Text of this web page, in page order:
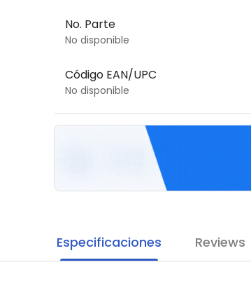
No. Parte
No disponible
Código EAN/UPC
No disponible
Especificaciones Reviews